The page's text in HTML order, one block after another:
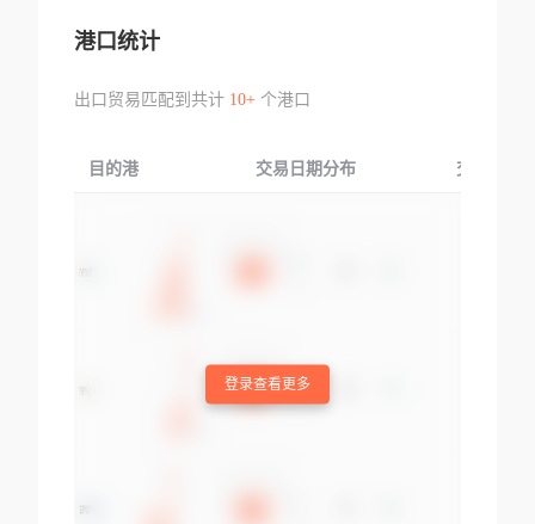
港口统计
出口贸易匹配到共计 10+个港口
目的港 交易日期分布 交易产品
登录查看更多